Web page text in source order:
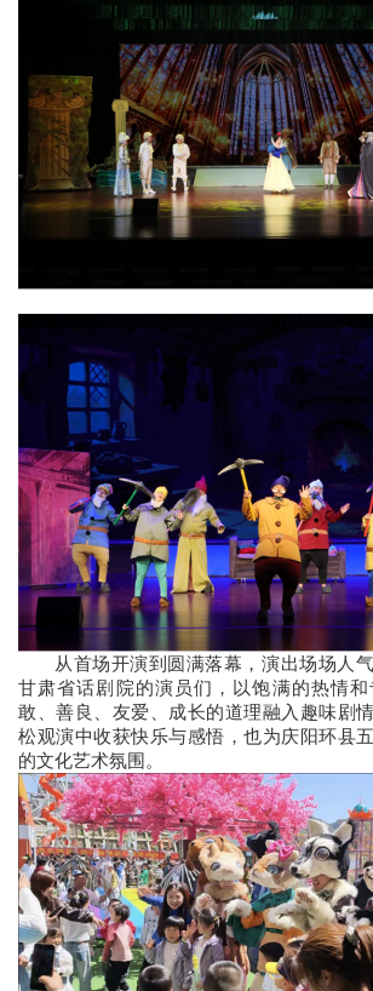
从首场开演到圆满落幕，演出场场人
甘肃省话剧院的演员们，以饱满的热情
敢、善良、友爱、成长的道理融入趣味剧
松观演中收获快乐与感悟，也为庆阳环县
的文化艺术氛围。